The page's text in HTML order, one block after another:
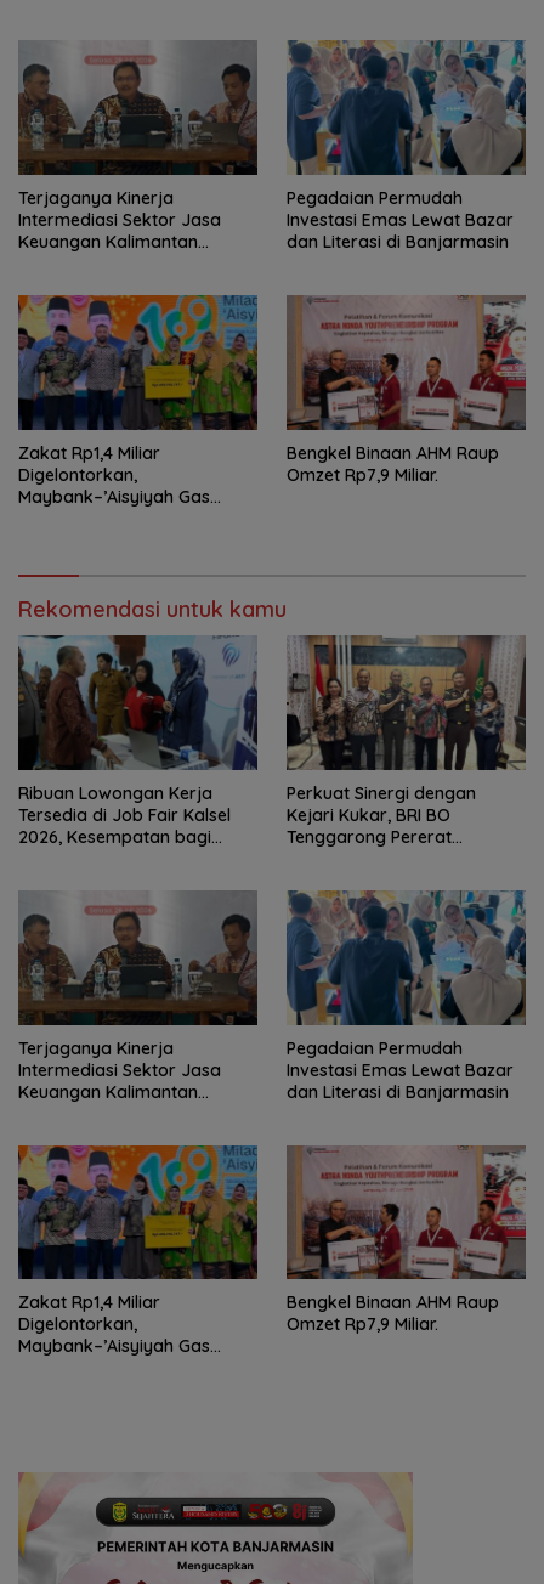
Terjaganya Kinerja
Intermediasi Sektor Jasa
Keuangan Kalimantan
Daerah
Pegadaian Permudah
Investasi Emas Lewat Bazar
dan Literasi di Banjarmasin
Zakat Rp1,4 Miliar
Digelontorkan,
Maybank–’Aisyiyah Gas
Bengkel Binaan AHM Raup
Omzet Rp7,9 Miliar.
Rekomendasi untuk kamu
Ribuan Lowongan Kerja
Tersedia di Job Fair Kalsel
2026, Kesempatan bagi
Perkuat Sinergi dengan
Kejari Kukar, BRI BO
Tenggarong Pererat
Terjaganya Kinerja
Intermediasi Sektor Jasa
Keuangan Kalimantan
Daerah
Pegadaian Permudah
Investasi Emas Lewat Bazar
dan Literasi di Banjarmasin
Zakat Rp1,4 Miliar
Digelontorkan,
Maybank–’Aisyiyah Gas
Bengkel Binaan AHM Raup
Omzet Rp7,9 Miliar.